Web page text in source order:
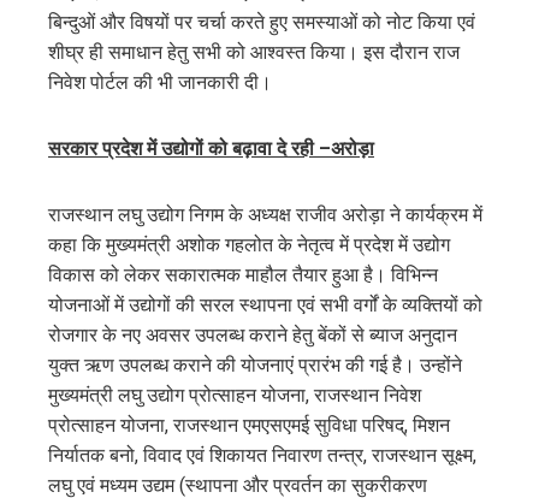
बिन्दुओं और विषयों पर चर्चा करते हुए समस्याओं को नोट किया एवं
शीघ्र ही समाधान हेतु सभी को आश्वस्त किया। इस दौरान राज
निवेश पोर्टल की भी जानकारी दी।
सरकार प्रदेश में उद्योगों को बढ़ावा दे रही –अरोड़ा
राजस्थान लघु उद्योग निगम के अध्यक्ष राजीव अरोड़ा ने कार्यक्रम में
कहा कि मुख्यमंत्री अशोक गहलोत के नेतृत्व में प्रदेश में उद्योग
विकास को लेकर सकारात्मक माहौल तैयार हुआ है। विभिन्न
योजनाओं में उद्योगों की सरल स्थापना एवं सभी वर्गों के व्यक्तियों को
रोजगार के नए अवसर उपलब्ध कराने हेतु बेंकों से ब्याज अनुदान
युक्त ऋण उपलब्ध कराने की योजनाएं प्रारंभ की गई है। उन्होंने
मुख्यमंत्री लघु उद्योग प्रोत्साहन योजना, राजस्थान निवेश
प्रोत्साहन योजना, राजस्थान एमएसएमई सुविधा परिषद्, मिशन
निर्यातक बनो, विवाद एवं शिकायत निवारण तन्त्र, राजस्थान सूक्ष्म,
लघु एवं मध्यम उद्यम (स्थापना और प्रवर्तन का सुकरीकरण